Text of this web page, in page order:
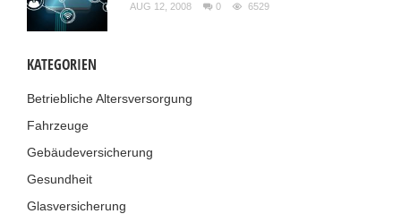
AUG 12, 2008 0 6529
KATEGORIEN
Betriebliche Altersversorgung
Fahrzeuge
Gebäudeversicherung
Gesundheit
Glasversicherung